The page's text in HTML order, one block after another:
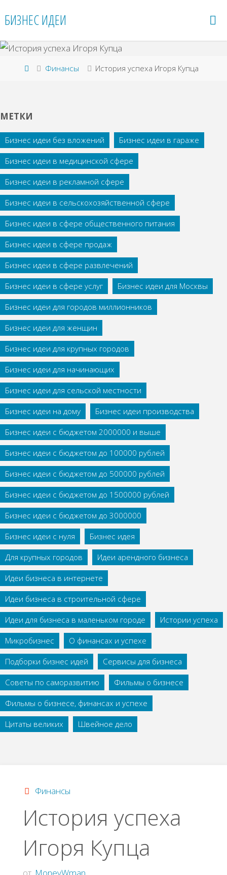
БИЗНЕС ИДЕИ
Главная
Финансы История успеха Игоря Купца
МЕТКИ
Бизнес идеи без вложений
Бизнес идеи в гараже
Бизнес идеи в медицинской сфере
Бизнес идеи в рекламной сфере
Бизнес идеи в сельскохозяйственной сфере
Бизнес идеи в сфере общественного питания
Бизнес идеи в сфере продаж
Бизнес идеи в сфере развлечений
Бизнес идеи в сфере услуг
Бизнес идеи для Москвы
Бизнес идеи для городов миллионников
Бизнес идеи для женщин
Бизнес идеи для крупных городов
Бизнес идеи для начинающих
Бизнес идеи для сельской местности
Бизнес идеи на дому
Бизнес идеи производства
Бизнес идеи с бюджетом 2000000 и выше
Бизнес идеи с бюджетом до 100000 рублей
Бизнес идеи с бюджетом до 500000 рублей
Бизнес идеи с бюджетом до 1500000 рублей
Бизнес идеи с бюджетом до 3000000
Бизнес идеи с нуля
Бизнес идея
Для крупных городов
Идеи арендного бизнеса
Идеи бизнеса в интернете
Идеи бизнеса в строительной сфере
Идеи для бизнеса в маленьком городе
Истории успеха
Микробизнес
О финансах и успехе
Подборки бизнес идей
Сервисы для бизнеса
Советы по саморазвитию
Фильмы о бизнесе
Фильмы о бизнесе, финансах и успехе
Цитаты великих
Швейное дело
Финансы
История успеха
Игоря Купца